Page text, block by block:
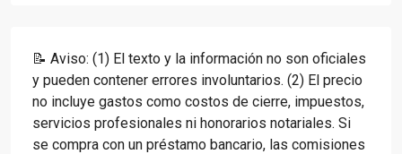
📝 Aviso: (1) El texto y la información no son oficiales
y pueden contener errores involuntarios. (2) El precio
no incluye gastos como costos de cierre, impuestos,
servicios profesionales ni honorarios notariales. Si
se compra con un préstamo bancario, las comisiones